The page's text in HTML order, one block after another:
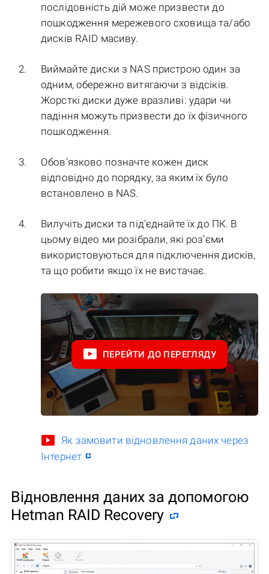
послідовність дій може призвести до
пошкодження мережевого сховища та/або
дисків RAID масиву.
Виймайте диски з NAS пристрою один за
одним, обережно витягаючи з відсіків.
Жорсткі диски дуже вразливі: удари чи
падіння можуть призвести до їх фізичного
пошкодження.
Обов’язково позначте кожен диск
відповідно до порядку, за яким їх було
встановлено в NAS.
Вилучіть диски та під'єднайте їх до ПК. В
цьому відео ми розібрали, які роз’єми
використовуються для підключення дисків,
та що робити якщо їх не вистачає.
ПЕРЕЙТИ ДО ПЕРЕГЛЯДУ
Як замовити відновлення даних через
Інтернет
Відновлення даних за допомогою
Hetman RAID Recovery